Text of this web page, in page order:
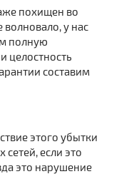
похищен во
волновало, у нас
полную
целостность
составим
этого убытки
если это
это нарушение